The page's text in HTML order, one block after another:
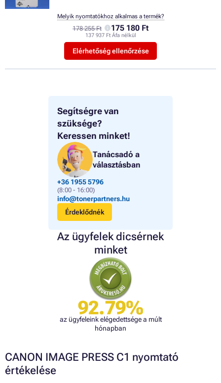
Segítségre van
szüksége?
Keressen minket!
Tanácsadó a
választásban
+36 1955 5796
(8:00 - 16:00)
info@tonerpartners.hu
Érdeklődnék
Az ügyfelek dicsérnek
minket
92.79%
az ügyfeleink elégedettsége a múlt
hónapban
178 255 Ft 175 180 Ft
137 937 Ft Áfa nélkül
Elérhetőség ellenőrzése
Melyik nyomtatókhoz alkalmas a termék?
CANON IMAGE PRESS C1 nyomtató
értékelése